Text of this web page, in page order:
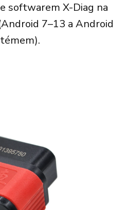
softwarem X-Diag na
7–13 a Android